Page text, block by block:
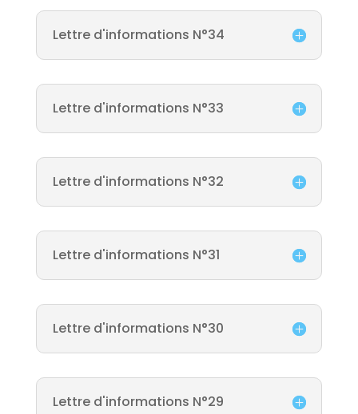
Lettre d'informations N°34
Lettre d'informations N°33
Lettre d'informations N°32
Lettre d'informations N°31
Lettre d'informations N°30
Lettre d'informations N°29